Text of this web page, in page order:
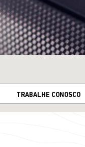
TRABALHE CONOSCO